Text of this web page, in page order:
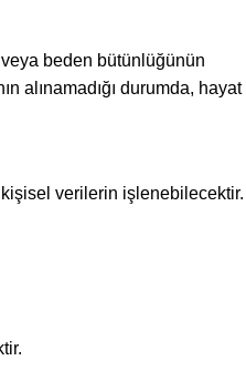
veya beden bütünlüğünün
alınamadığı durumda, hayat
verilerin işlenebilecektir.